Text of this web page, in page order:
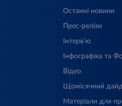
Останні новини
Прес-релізи
Інтерв’ю
Інфографіка та
Відео
Щомісячний
Матеріали для